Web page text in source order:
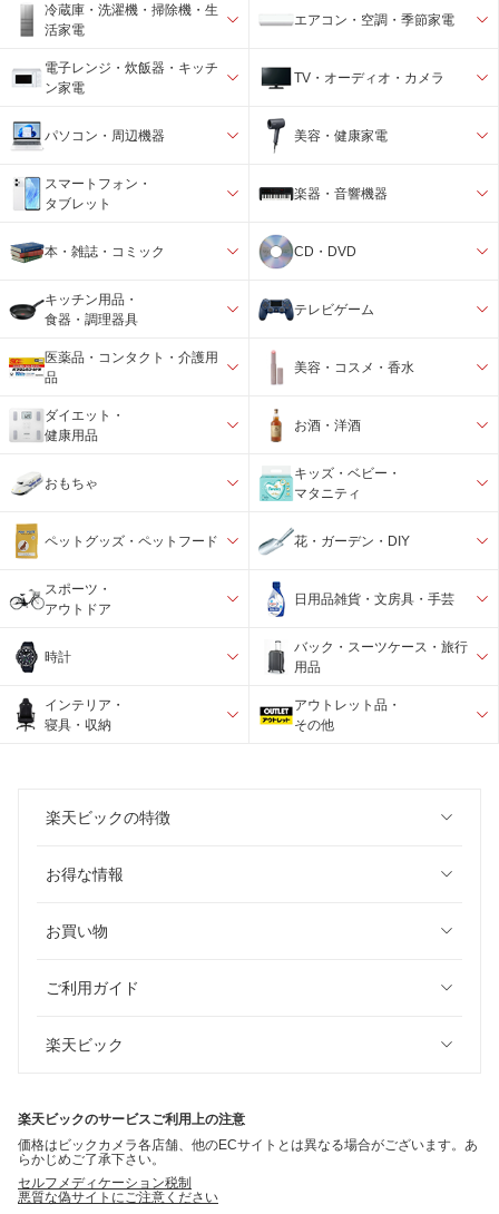
冷蔵庫・洗濯機・掃除機・生
活家電
エアコン・空調・季節家電
電子レンジ・炊飯器・キッチ
ン家電
TV・オーディオ・カメラ
パソコン・周辺機器 美容・健康家電
スマートフォン・
タブレット
楽器・音響機器
本・雑誌・コミック CD・DVD
キッチン用品・
食器・調理器具
テレビゲーム
医薬品・コンタクト・介護用
品
美容・コスメ・香水
ダイエット・
健康用品
お酒・洋酒
おもちゃ
キッズ・ベビー・
マタニティ
ペットグッズ・ペットフード 花・ガーデン・DIY
スポーツ・
アウトドア
日用品雑貨・文房具・手芸
時計
バック・スーツケース・旅行
用品
インテリア・
寝具・収納
アウトレット品・
その他
楽天ビックの特徴
お得な情報
お買い物
ご利用ガイド
楽天ビック
楽天ビックのサービスご利用上の注意
価格はビックカメラ各店舗、他のECサイトとは異なる場合がございます。あ
らかじめご了承下さい。
セルフメディケーション税制
悪質な偽サイトにご注意ください